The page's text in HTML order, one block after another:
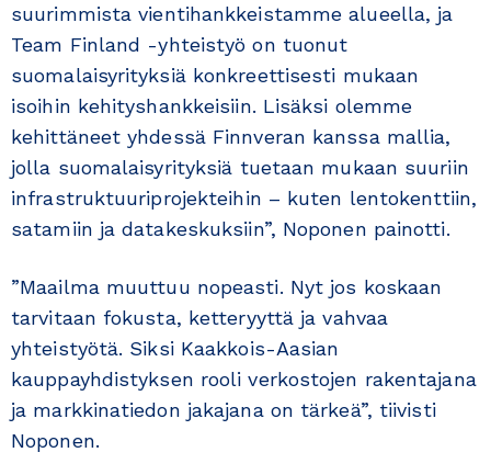
suurimmista vientihankkeistamme alueella, ja
Team Finland -yhteistyö on tuonut
suomalaisyrityksiä konkreettisesti mukaan
isoihin kehityshankkeisiin. Lisäksi olemme
kehittäneet yhdessä Finnveran kanssa mallia,
jolla suomalaisyrityksiä tuetaan mukaan suuriin
infrastruktuuriprojekteihin – kuten lentokenttiin,
satamiin ja datakeskuksiin”, Noponen painotti.
”Maailma muuttuu nopeasti. Nyt jos koskaan
tarvitaan fokusta, ketteryyttä ja vahvaa
yhteistyötä. Siksi Kaakkois-Aasian
kauppayhdistyksen rooli verkostojen rakentajana
ja markkinatiedon jakajana on tärkeä”, tiivisti
Noponen.